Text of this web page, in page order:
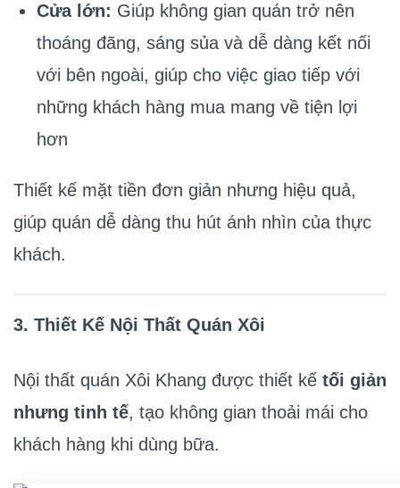
Cửa lớn: Giúp không gian quán trở nên
thoáng đãng, sáng sủa và dễ dàng kết nối
với bên ngoài, giúp cho việc giao tiếp với
những khách hàng mua mang về tiện lợi
hơn
Thiết kế mặt tiền đơn giản nhưng hiệu quả,
giúp quán dễ dàng thu hút ánh nhìn của thực
khách.
3. Thiết Kế Nội Thất Quán Xôi
Nội thất quán Xôi Khang được thiết kế tối giản
nhưng tinh tế, tạo không gian thoải mái cho
khách hàng khi dùng bữa.